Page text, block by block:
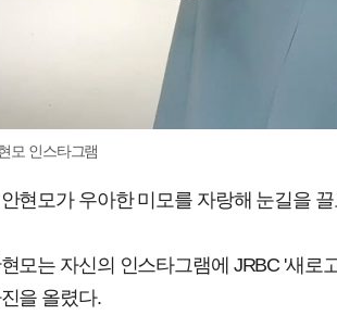
모 인스타그램
현모가 우아한 미모를 자랑해 눈길을
모는 자신의 인스타그램에 JRBC '새로
을 올렸다.